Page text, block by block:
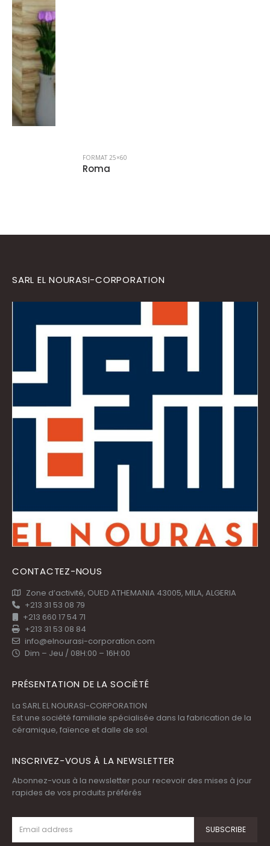
SARL EL NOURASI-CORPORATION
CONTACTEZ-NOUS
Zone d’activité, OUED ATHEMANIA 43005, MILA, ALGERIA
+213 31 53 08 79
+213 660 17 54 71
+213 31 53 08 84
info@elnourasi-corporation.com
Dim – Jeu / 08H:00 – 16H:00
PRÉSENTATION DE LA SOCIÈTÉ
La SARL EL NOURASI-CORPORATION
Est une société familiale spécialisée dans la fabrication de la
céramique, faïence et dalle de sol.
INSCRIVEZ-VOUS À LA NEWSLETTER
Abonnez-vous à la newsletter pour recevoir des mises à jour
rapides de vos produits préférés